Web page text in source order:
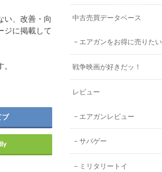
い、改善・向
ジに掲載して
ブ
中古売買データベース
エアガンをお得に売りたい
戦争映画が好きだッ！
レビュー
エアガンレビュー
サバゲー
ミリタリートイ